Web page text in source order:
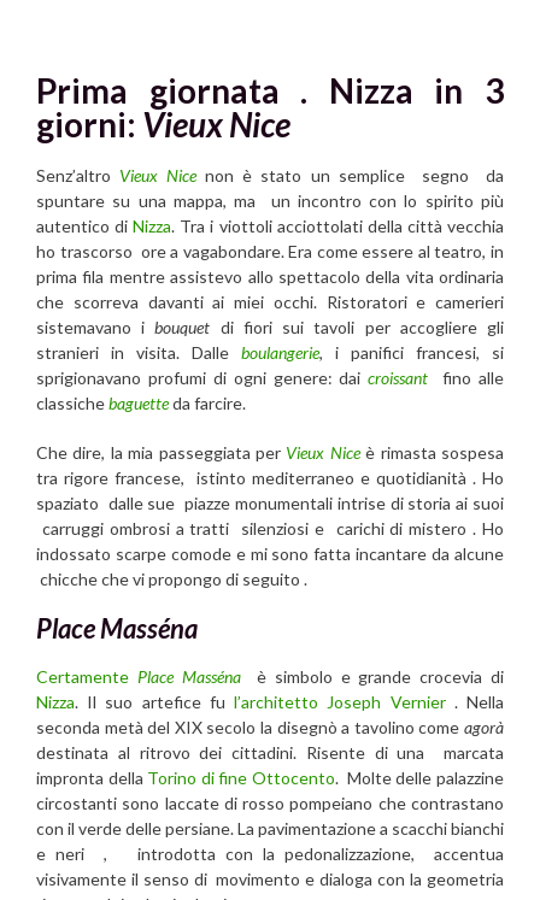
Prima giornata . Nizza in 3
giorni: Vieux Nice
Senz’altro Vieux Nicenon è stato un semplice segno da
spuntare su una mappa, ma un incontro con lo spirito più
autentico diNizza. Tra i viottoli acciottolati della città vecchia
ho trascorso ore a vagabondare. Era come essere al teatro, in
prima fila mentre assistevo allo spettacolo della vita ordinaria
che scorreva davanti ai miei occhi. Ristoratori e camerieri
sistemavano i bouquet di fiori sui tavoli per accogliere gli
stranieri in visita. Dalle boulangerie, i panifici francesi, si
sprigionavano profumi di ogni genere: daicroissant fino alle
classichebaguetteda farcire.
Che dire, la mia passeggiata per Vieux Niceè rimasta sospesa
tra rigore francese, istinto mediterraneo e quotidianità . Ho
spaziato dalle sue piazze monumentali intrise di storia ai suoi
carruggi ombrosi a tratti silenziosi e carichi di mistero . Ho
indossato scarpe comode e mi sono fatta incantare da alcune
chicche che vi propongo di seguito .
Place Masséna
Certamente Place Massénaè simbolo e grande crocevia di
Nizza. Il suo artefice ful’architetto Joseph Vernier. Nella
seconda metà del XIX secolo la disegnò a tavolino come agorà
destinata al ritrovo dei cittadini. Risente di una marcata
impronta della Torino di fine Ottocento. Molte delle palazzine
circostanti sono laccate di rosso pompeiano che contrastano
con il verde delle persiane. La pavimentazione a scacchi bianchi
e neri , introdotta con la pedonalizzazione, accentua
visivamente il senso di movimento e dialoga con la geometria